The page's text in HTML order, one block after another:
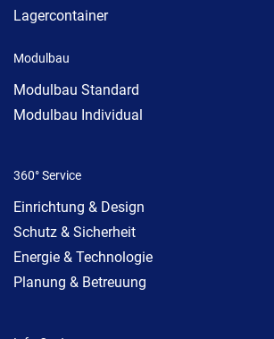
Lagercontainer
Modulbau
Modulbau Standard
Modulbau Individual
360° Service
Einrichtung & Design
Schutz & Sicherheit
Energie & Technologie
Planung & Betreuung